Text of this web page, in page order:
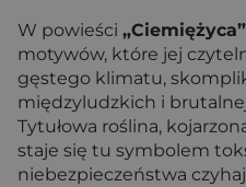
W powieści „Ciemiężyca”
motywów, które jej
gęstego klimatu,
międzyludzkich i
Tytułowa roślina,
staje się tu symbolem
niebezpieczeństwa